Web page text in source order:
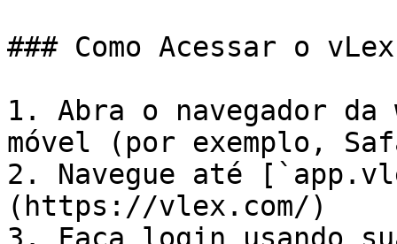
### Como Acessar o
1. Abra o navegador
móvel (por exemplo,
2. Navegue até
(https://vlex.com/)